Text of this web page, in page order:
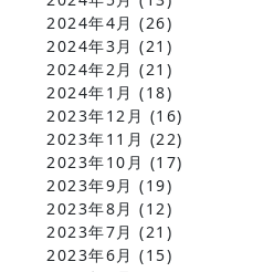
2024年4月 (26)
2024年3月 (21)
2024年2月 (21)
2024年1月 (18)
2023年12月 (16)
2023年11月 (22)
2023年10月 (17)
2023年9月 (19)
2023年8月 (12)
2023年7月 (21)
2023年6月 (15)